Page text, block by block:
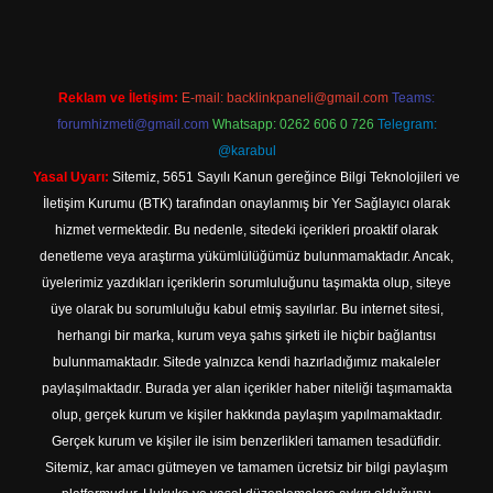
Reklam ve İletişim: E-mail: backlinkpaneli@gmail.com Teams:
forumhizmeti@gmail.com Whatsapp: 0262 606 0 726 Telegram:
@karabul
Yasal Uyarı: Sitemiz, 5651 Sayılı Kanun gereğince Bilgi Teknolojileri ve
İletişim Kurumu (BTK) tarafından onaylanmış bir Yer Sağlayıcı olarak
hizmet vermektedir. Bu nedenle, sitedeki içerikleri proaktif olarak
denetleme veya araştırma yükümlülüğümüz bulunmamaktadır. Ancak,
üyelerimiz yazdıkları içeriklerin sorumluluğunu taşımakta olup, siteye
üye olarak bu sorumluluğu kabul etmiş sayılırlar. Bu internet sitesi,
herhangi bir marka, kurum veya şahıs şirketi ile hiçbir bağlantısı
bulunmamaktadır. Sitede yalnızca kendi hazırladığımız makaleler
paylaşılmaktadır. Burada yer alan içerikler haber niteliği taşımamakta
olup, gerçek kurum ve kişiler hakkında paylaşım yapılmamaktadır.
Gerçek kurum ve kişiler ile isim benzerlikleri tamamen tesadüfidir.
Sitemiz, kar amacı gütmeyen ve tamamen ücretsiz bir bilgi paylaşım